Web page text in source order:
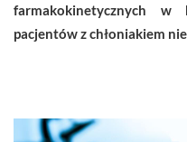
farmakokinetycznych w
pacjentów z chłoniakiem